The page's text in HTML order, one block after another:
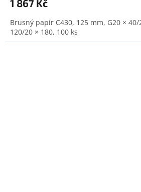
1 867 Kč
Brusný papír C430, 125 mm, G20 ×
120/20 × 180, 100 ks